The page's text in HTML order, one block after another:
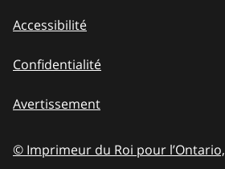
Accessibilité
Confidentialité
Avertissement
© Imprimeur du Roi pour l’Ontario,